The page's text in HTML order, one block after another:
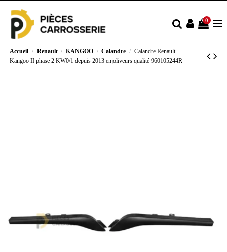
0
Accueil Renault KANGOO Calandre
Calandre Renault
Kangoo II phase 2 KW0/1 depuis 2013 enjoliveurs qualité 960105244R